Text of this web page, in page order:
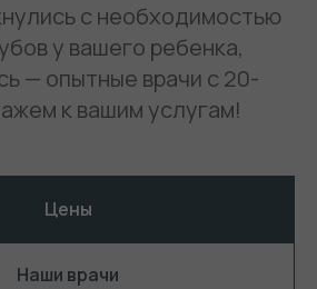
с необходимостью
у вашего ребенка,
— опытные врачи с 20-
к вашим услугам!
Цены
Наши врачи